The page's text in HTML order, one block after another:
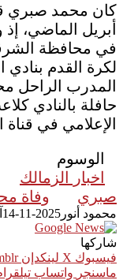
في محافظة
المدرب الراحل
حافلة بالنادي
الإعلامي في قناة
الوسوم
اخبار الزمالك
صبري
وفاة
محمود أنور 2025-11-14
شاركها
فيسبوك ‫X لينكدإن
ماسنجر واتساب